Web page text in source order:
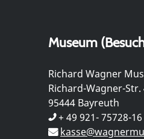
Museum
Richard Wagner
Richard-Wagner-Str.
95444 Bayreuth
+ 49 921- 75728-16